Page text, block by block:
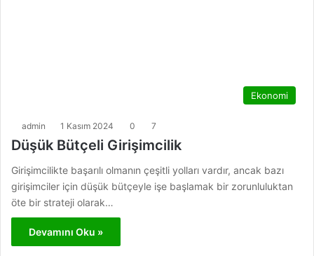
Ekonomi
admin 1 Kasım 2024 0 7
Düşük Bütçeli Girişimcilik
Girişimcilikte başarılı olmanın çeşitli yolları vardır, ancak bazı
girişimciler için düşük bütçeyle işe başlamak bir zorunluluktan
öte bir strateji olarak…
Devamını Oku »